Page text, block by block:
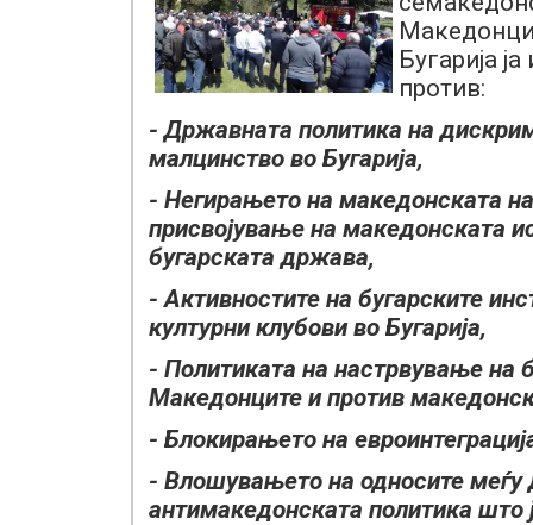
Бугарија
против:
- Државната политика на
малцинство во Бугарија,
- Негирањето на македонската
присвојување на македонската
бугарската држава,
- Активностите на бугарските
културни клубови во Бугарија,
- Политиката на настрвување на
Македонците и против
- Блокирањето на
- Влошувањето на односите
антимакедонската политика што